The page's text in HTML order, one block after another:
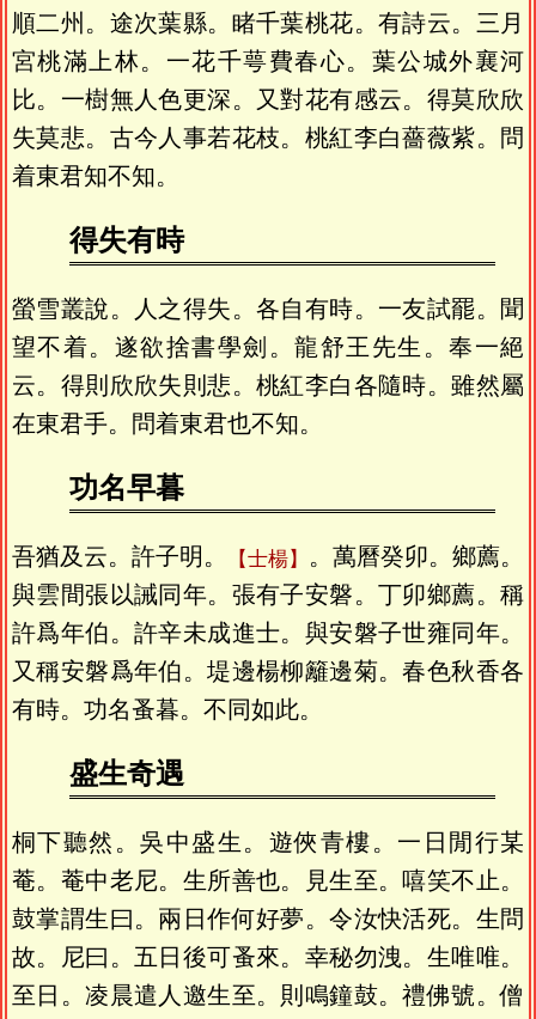
順二州。途次葉縣。睹千葉桃花。有詩云。三月
宮桃滿上林。一花千萼費春心。葉公城外襄河
比。一樹無人色更深。又對花有感云。得莫欣欣
失莫悲。古今人事若花枝。桃紅李白薔薇紫。問
着東君知不知。
得失有時
螢雪叢說。人之得失。各自有時。一友試罷。聞
望不着。遂欲捨書學劍。龍舒王先生。奉一絕
云。得則欣欣失則悲。桃紅李白各隨時。雖然屬
在東君手。問着東君也不知。
功名早暮
吾猶及云。許子明。 士楊
。萬曆癸卯。鄉薦。
與雲間張以誡同年。張有子安磐。丁卯鄉薦。稱
許爲年伯。許辛未成進士。與安磐子世雍同年。
又稱安磐爲年伯。堤邊楊柳籬邊菊。春色秋香各
有時。功名蚤暮。不同如此。
盛生奇遇
桐下聽然。吳中盛生。遊俠青樓。一日閒行某
菴。菴中老尼。生所善也。見生至。嘻笑不止。
鼓掌謂生曰。兩日作何好夢。令汝快活死。生問
故。尼曰。五日後可蚤來。幸秘勿洩。生唯唯。
至日。凌晨遣人邀生至。則鳴鐘鼓。禮佛號。僧